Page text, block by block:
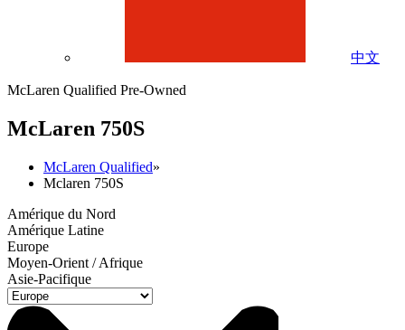
中文
McLaren Qualified Pre-Owned
McLaren 750S
McLaren Qualified»
Mclaren 750S
Amérique du Nord
Amérique Latine
Europe
Moyen-Orient / Afrique
Asie-Pacifique